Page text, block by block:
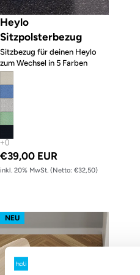
Heylo
Sitzpolsterbezug
Sitzbezug für deinen Heylo
zum Wechsel in 5 Farben
€39,00 EUR
inkl. 20% MwSt. (Netto: €32,50)
Sitzpad für Barhocker Curve
NEU